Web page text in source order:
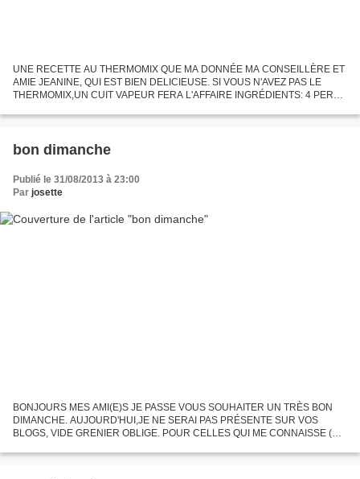
UNE RECETTE AU THERMOMIX QUE MA DONNÉE MA CONSEILLÈRE ET
AMIE JEANINE, QUI EST BIEN DELICIEUSE. SI VOUS N'AVEZ PAS LE
THERMOMIX,UN CUIT VAPEUR FERA L'AFFAIRE INGRÉDIENTS: 4 PERS
MASCARPONE 20GR...
bon dimanche
Publié le 31/08/2013 à 23:00
Par josette
BONJOURS MES AMI(E)S JE PASSE VOUS SOUHAITER UN TRÈS BON
DIMANCHE. AUJOURD'HUI,JE NE SERAI PAS PRÉSENTE SUR VOS
BLOGS, VIDE GRENIER OBLIGE. POUR CELLES QUI ME CONNAISSE (OU
VOUS SEREZ LES BIENVENUES....